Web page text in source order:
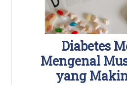
Diabetes
Mengenal
yang